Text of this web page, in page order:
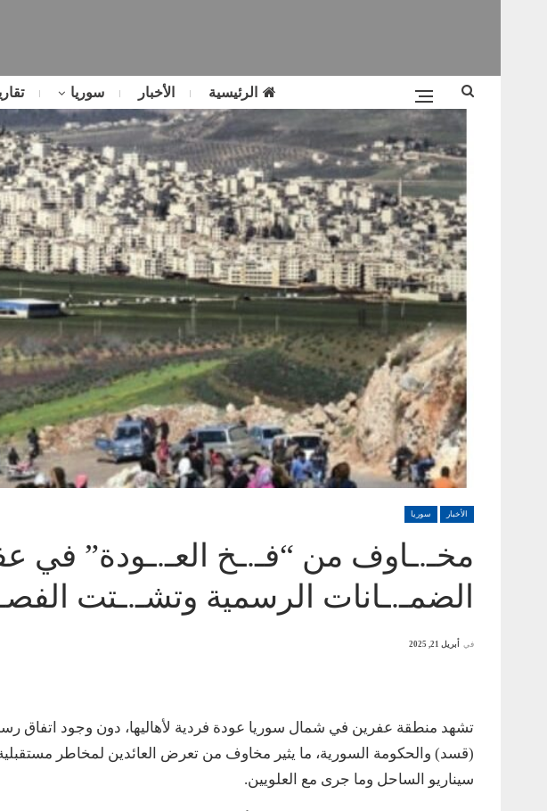
الرئيسية الأخبار سوريا
الأخبار سوريا
مخـ.ـاوف من “فـ.ـخ العـ.ـودة”
الضمـ.ـانات الرسمية وتشـ.ـتت
في أبريل 21, 2025
تشهد منطقة عفرين في شمال سوريا عودة فردية لأهاليها، دون وجود اتفاق
(قسد) والحكومة السورية، ما يثير مخاوف من تعرض العائدين لمخاطر
سيناريو الساحل وما جرى مع العلويين.